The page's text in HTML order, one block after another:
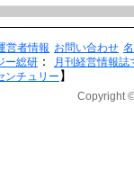
営者情報 お問い合わせ
ー総研 ： 月刊経営情報誌
ンチュリー 】
Copyright